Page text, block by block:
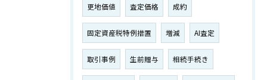
更地価値 査定価格 成約
固定資産税特例措置 増減 AI査定
取引事例 生前贈与 相続手続き